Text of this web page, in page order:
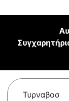
Τυρναβοσ